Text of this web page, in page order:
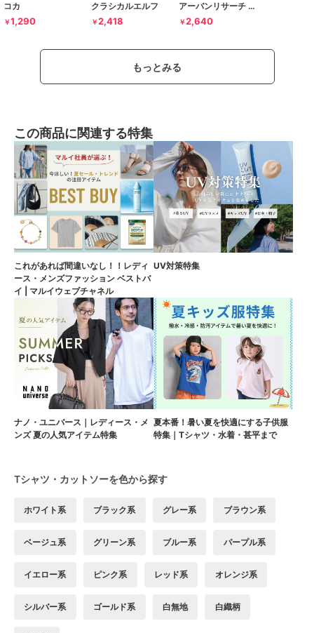
コカ
￥1,290
クラシカルエルフ
￥2,418
アーバンリサーチ ドアーズ
￥2,640
もっとみる
この商品に関連する特集
これがあれば間違いなし！！レディ
ース・メンズファッション ベストバ
イ | マルイウェブチャネル
UV対策特集
ナノ・ユニバース｜レディース・メ
ンズ 夏の人気アイテム特集
夏本番！暑い夏を快適にする子供服
特集｜Tシャツ・水着・甚平まで
Tシャツ・カットソーを色から探す
ホワイト系 ブラック系 グレー系 ブラウン系
ベージュ系 グリーン系 ブルー系 パープル系
イエロー系 ピンク系 レッド系 オレンジ系
シルバー系 ゴールド系 白無地 白織柄